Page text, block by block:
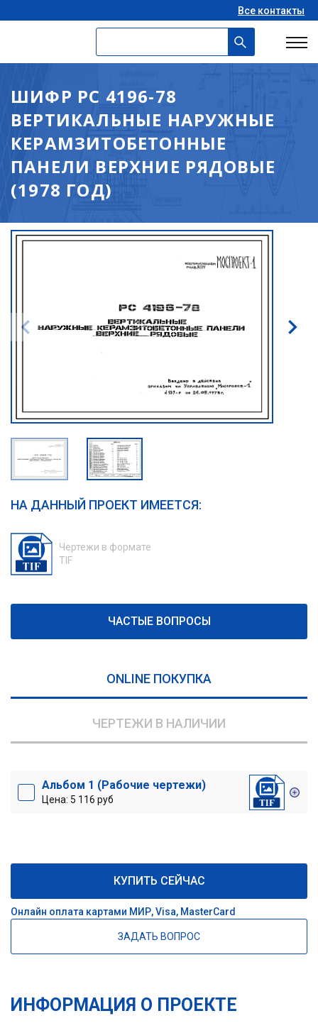
Все контакты
ШИФР РС 4196-78
ВЕРТИКАЛЬНЫЕ НАРУЖНЫЕ
КЕРАМЗИТОБЕТОННЫЕ
ПАНЕЛИ ВЕРХНИЕ РЯДОВЫЕ
(1978 ГОД)
НА ДАННЫЙ ПРОЕКТ ИМЕЕТСЯ:
Чертежи в формате
TIF
ЧАСТЫЕ ВОПРОСЫ
ONLINE ПОКУПКА
ЧЕРТЕЖИ В НАЛИЧИИ
Альбом 1 (Рабочие чертежи)
Цена: 5 116 руб
КУПИТЬ СЕЙЧАС
Онлайн оплата картами МИР, Visa, MasterCard
ЗАДАТЬ ВОПРОС
ИНФОРМАЦИЯ О ПРОЕКТЕ